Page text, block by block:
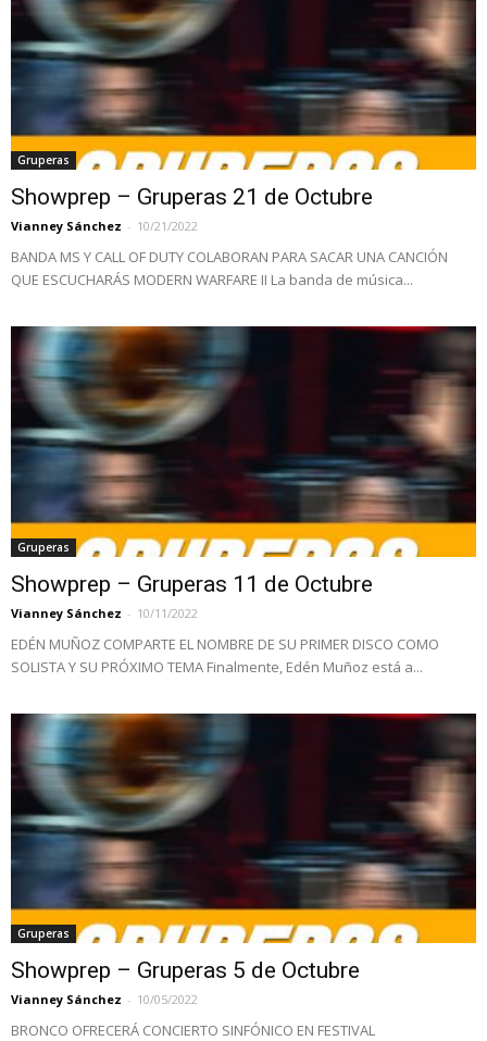
Gruperas
Showprep – Gruperas 21 de Octubre
Vianney Sánchez - 10/21/2022
BANDA MS Y CALL OF DUTY COLABORAN PARA SACAR UNA CANCIÓN
QUE ESCUCHARÁS MODERN WARFARE II La banda de música...
Gruperas
Showprep – Gruperas 11 de Octubre
Vianney Sánchez - 10/11/2022
EDÉN MUÑOZ COMPARTE EL NOMBRE DE SU PRIMER DISCO COMO
SOLISTA Y SU PRÓXIMO TEMA Finalmente, Edén Muñoz está a...
Gruperas
Showprep – Gruperas 5 de Octubre
Vianney Sánchez - 10/05/2022
BRONCO OFRECERÁ CONCIERTO SINFÓNICO EN FESTIVAL